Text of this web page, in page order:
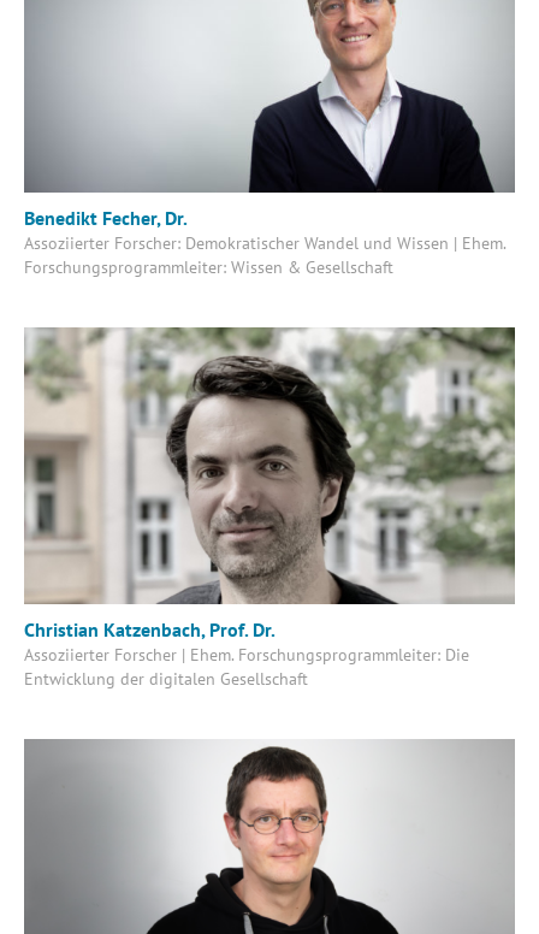
Benedikt Fecher, Dr.
Assoziierter Forscher: Demokratischer Wandel und Wissen | Ehem.
Forschungsprogrammleiter: Wissen & Gesellschaft
Christian Katzenbach, Prof. Dr.
Assoziierter Forscher | Ehem. Forschungsprogrammleiter: Die
Entwicklung der digitalen Gesellschaft